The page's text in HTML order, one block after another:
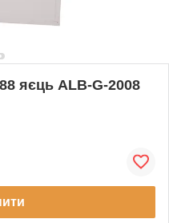
яєць ALB-G-2008